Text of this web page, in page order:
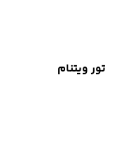
تور ویتنام